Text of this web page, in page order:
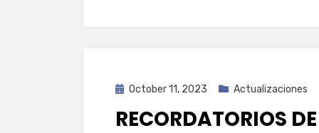
Posted
October 11, 2023 Actualizaciones
RECORDATORIOS DE